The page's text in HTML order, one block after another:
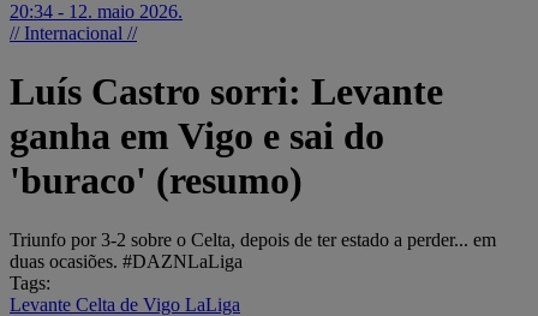
20:34 - 12. maio 2026.
// Internacional //
Luís Castro sorri: Levante
ganha em Vigo e sai do
'buraco' (resumo)
Triunfo por 3-2 sobre o Celta, depois de ter estado a perder... em
duas ocasiões. #DAZNLaLiga
Tags:
Levante Celta de Vigo LaLiga